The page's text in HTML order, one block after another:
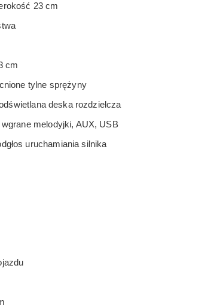
23 cm
cm
tylne sprężyny
deska rozdzielcza
melodyjki, AUX, USB
uruchamiania silnika